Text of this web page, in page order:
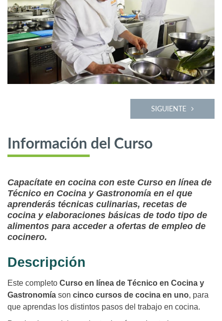
SIGUIENTE
Información del Curso
Capacítate en cocina con este Curso en línea de
Técnico en Cocina y Gastronomía en el que
aprenderás técnicas culinarias, recetas de
cocina y elaboraciones básicas de todo tipo de
alimentos para acceder a ofertas de empleo de
cocinero.
Descripción
Este completo Curso en línea de Técnico en Cocina y
Gastronomía son cinco cursos de cocina en uno, para
que aprendas los distintos pasos del trabajo en cocina.